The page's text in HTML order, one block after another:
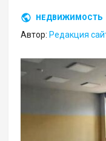
НЕДВИЖИМОСТЬ
Автор: Редакция